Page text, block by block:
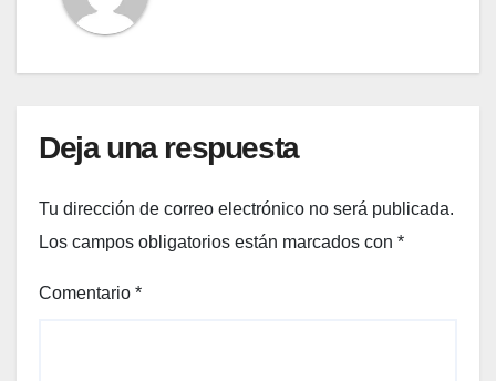
Deja una respuesta
Tu dirección de correo electrónico no será publicada.
Los campos obligatorios están marcados con *
Comentario *